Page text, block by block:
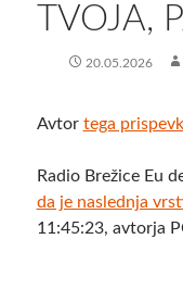
TVOJA,
20.05.2026
Avtor tega
Radio Brežice Eu
da je naslednja
11:45:23, avtorja